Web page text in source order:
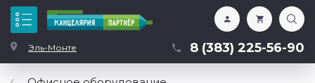
Эль-Монте 8 (383) 225-56-90
Каталог